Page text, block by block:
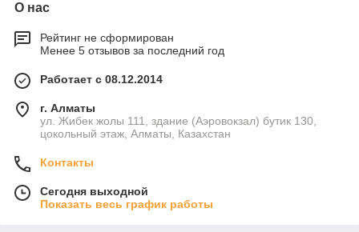
О нас
Рейтинг не сформирован
Менее 5 отзывов за последний год
Работает с 08.12.2014
г. Алматы
ул. Жибек жолы 111, здание (Аэровокзал) бутик 130,
цокольный этаж, Алматы, Казахстан
Контакты
Сегодня выходной
Показать весь график работы